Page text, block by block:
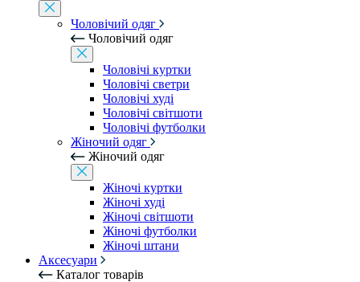
Чоловічий одяг
Чоловічий одяг
Чоловічі куртки
Чоловічі светри
Чоловічі худі
Чоловічі світшоти
Чоловічі футболки
Жіночий одяг
Жіночий одяг
Жіночі куртки
Жіночі худі
Жіночі світшоти
Жіночі футболки
Жіночі штани
Аксесуари
Каталог товарів